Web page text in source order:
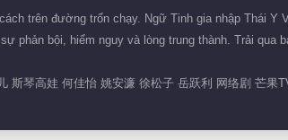
trên đường trốn chạy. Ngữ Tinh gia nhập Thái Y
bội, hiểm nguy và lòng trung thành. Trải qua
斯琴高娃 何佳怡 姚安濂 徐松子 岳跃利 网络剧 芒果